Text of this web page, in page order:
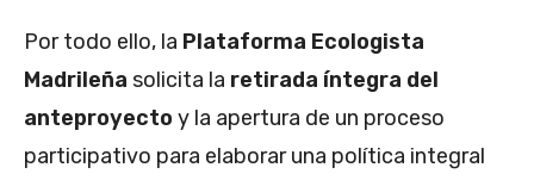
Por todo ello, la Plataforma Ecologista
Madrileña solicita la retirada íntegra del
anteproyecto y la apertura de un proceso
participativo para elaborar una política integral